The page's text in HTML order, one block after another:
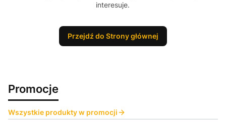
interesuje.
Przejdź do Strony głównej
Promocje
Wszystkie produkty w promocji